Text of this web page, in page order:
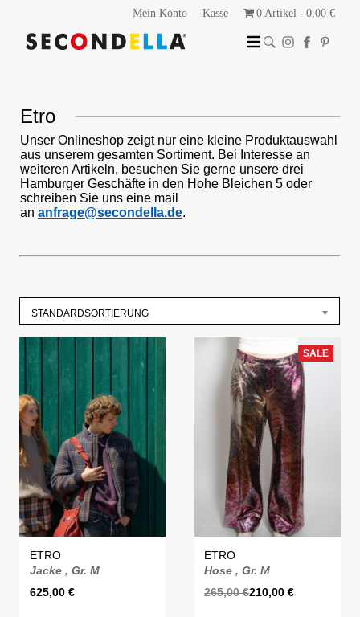
Mein Konto Kasse 0 Artikel 0,00 €
Etro
Unser Onlineshop zeigt nur eine kleine Produktauswahl
aus unserem gesamten Sortiment. Bei Interesse an
weiteren Artikeln, besuchen Sie gerne unsere drei
Hamburger Geschäfte in den Hohe Bleichen 5 oder
schreiben Sie uns eine mail
an anfrage@secondella.de.
STANDARDSORTIERUNG
ETRO
Jacke , Gr. M
625,00 €
SALE
ETRO
Hose , Gr. M
265,00€210,00€